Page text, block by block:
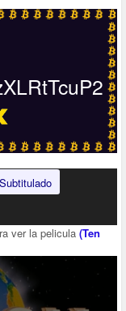
Subtitulado
ver la pelicula(Ten